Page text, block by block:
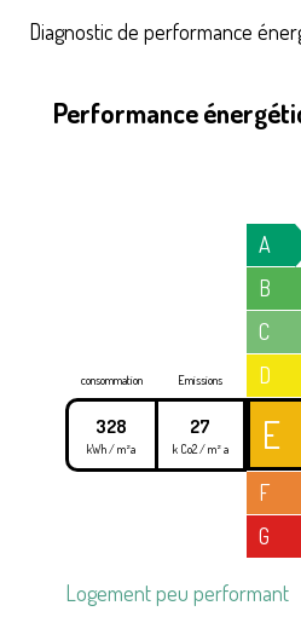
Diagnostic de performance
Performance
A
B
C
D
consommation
328
kWh / m²a
Emissions
27
k Co2 / m² a E
F
G
Logement peu performant